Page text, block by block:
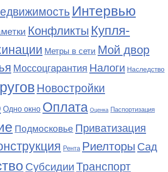
Интервью
Конфликты Купля-
Метры в сети Мой двор
Моссоцгарантия Налоги Наследство
Новостройки
Одно окно Оплата Оценка Паспортизация
Подмосковье Приватизация
Рента Риелторы Сад
Субсидии Транспорт